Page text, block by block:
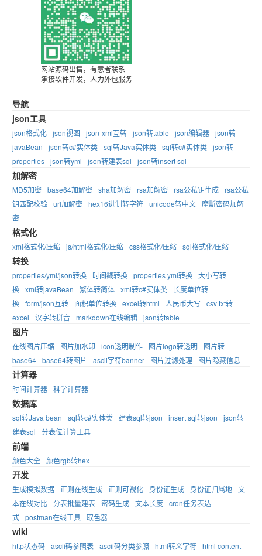
网站源码出售，有意者联系
承接软件开发，人力外包服务
导航
json工具
json格式化 json视图 json-xml互转 json转table json编辑器 json转
javaBean
json转c#实体类 sql转Java实体类 sql转c#实体类 json转
properties json转yml json转建表sql json转insert sql
加解密
MD5加密 base64加解密 sha加解密 rsa加解密 rsa公私钥生成 rsa公私
钥匹配校验 url加解密 hex16进制转字符 unicode转中文 摩斯密码加解
密
格式化
xml格式化/压缩 js/html格式化/压缩 css格式化/压缩 sql格式化/压缩
转换
properties/yml/json转换 时间戳转换 properties yml转换 大小写转
换 xml转javaBean 繁体转简体 xml转c#实体类 长度单位转
换 form/json互转 面积单位转换 excel转html 人民币大写
csv txt转
excel
汉字转拼音 markdown在线编辑 json转table
图片
在线图片压缩 图片加水印 icon透明制作 图片logo转透明
图片转
base64 base64转图片 ascii字符banner 图片过滤处理 图片隐藏信息
计算器
时间计算器 科学计算器
数据库
sql转Java bean sql转c#实体类 建表sql转json insert sql转json
json转
建表sql
分表位计算工具
前端
颜色大全 颜色rgb转hex
开发
生成模拟数据 正则在线生成 正则可视化 身份证生成 身份证归属地 文
本在线对比 分表批量建表 密码生成 文本长度 cron任务表达
式 postman在线工具 取色器
wiki
http状态码 ascii码参照表 ascii码分类参照 html转义字符 html content-